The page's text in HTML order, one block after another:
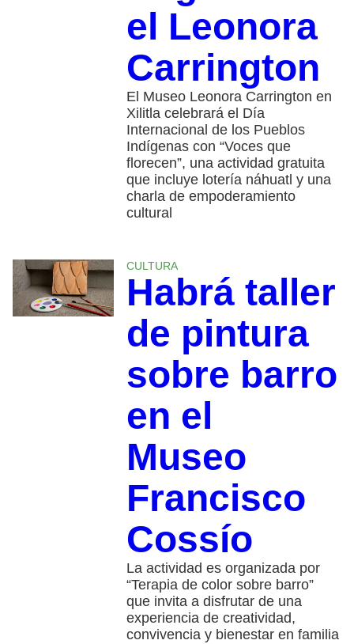
el Leonora
Carrington
El Museo Leonora Carrington en
Xilitla celebrará el Día
Internacional de los Pueblos
Indígenas con “Voces que
florecen”, una actividad gratuita
que incluye lotería náhuatl y una
charla de empoderamiento
cultural
CULTURA
Habrá taller
de pintura
sobre barro
en el
Museo
Francisco
Cossío
La actividad es organizada por
“Terapia de color sobre barro”
que invita a disfrutar de una
experiencia de creatividad,
convivencia y bienestar en familia